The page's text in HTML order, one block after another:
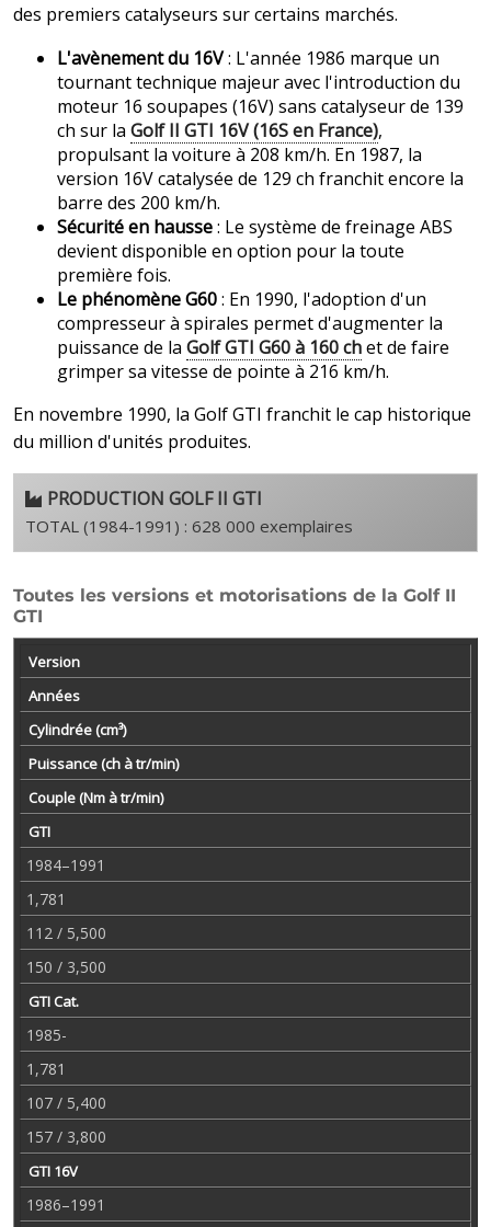
des premiers catalyseurs sur certains marchés.
L'avènement du 16V: L'année 1986 marque un
tournant technique majeur avec l'introduction du
moteur 16 soupapes (16V) sans catalyseur de 139
ch sur la Golf II GTI 16V (16S en France),
propulsant la voiture à 208 km/h. En 1987, la
version 16V catalysée de 129 ch franchit encore la
barre des 200 km/h.
Sécurité en hausse: Le système de freinage ABS
devient disponible en option pour la toute
première fois.
Le phénomène G60: En 1990, l'adoption d'un
compresseur à spirales permet d'augmenter la
puissance de la Golf GTI G60 à 160 chet de faire
grimper sa vitesse de pointe à 216 km/h.
En novembre 1990, la Golf GTI franchit le cap historique
du million d'unités produites.
PRODUCTION GOLF II GTI
TOTAL (1984-1991) : 628 000 exemplaires
Toutes les versions et motorisations de la Golf II
GTI
Version
Années
Cylindrée (cm³)
Puissance (ch à tr/min)
Couple (Nm à tr/min)
GTI
1984–1991
1,781
112 / 5,500
150 / 3,500
GTI Cat.
1985-
1,781
107 / 5,400
157 / 3,800
GTI 16V
1986–1991